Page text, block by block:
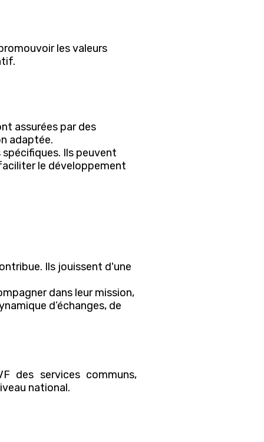
les valeurs
assurées par des
adaptée.
Ils peuvent
le développement
Ils jouissent d'une
dans leur mission,
d’échanges, de
des services communs,
national.